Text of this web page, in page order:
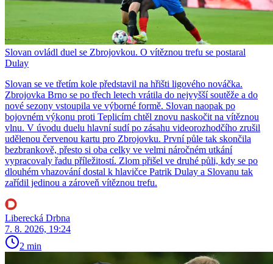
Slovan ovládl duel se Zbrojovkou. O vítěznou trefu se postaral
Dulay
Slovan se ve třetím kole představil na hřišti ligového nováčka.
Zbrojovka Brno se po třech letech vrátila do nejvyšší soutěže a do
nové sezony vstoupila ve výborné formě. Slovan naopak po
bojovném výkonu proti Teplicím chtěl znovu naskočit na vítěznou
vlnu. V úvodu duelu hlavní sudí po zásahu videorozhodčího zrušil
udělenou červenou kartu pro Zbrojovku. První půle tak skončila
bezbrankově, přesto si oba celky ve velmi náročném utkání
vypracovaly řadu příležitostí. Zlom přišel ve druhé půli, kdy se po
dlouhém vhazování dostal k hlavičce Patrik Dulay a Slovanu tak
zařídil jedinou a zároveň vítěznou trefu.
Liberecká Drbna
7. 8. 2026, 19:24
2 min